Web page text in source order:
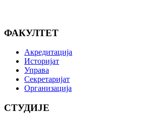
ФАКУЛТЕТ
Акредитација
Историјат
Управа
Секретаријат
Организација
СТУДИЈЕ